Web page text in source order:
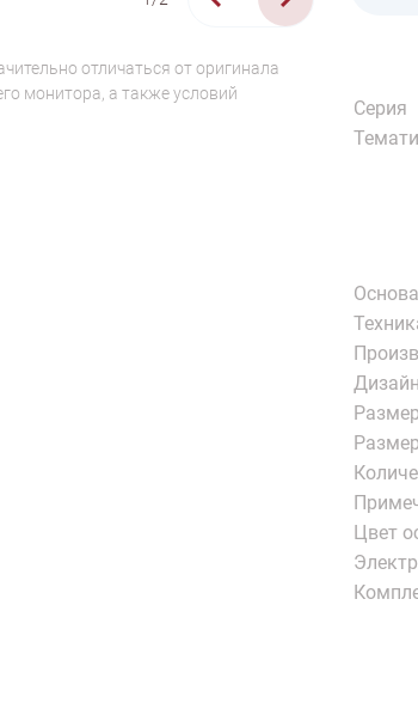
отличаться от оригинала
монитора, а также условий
Серия
Основа
Цвет